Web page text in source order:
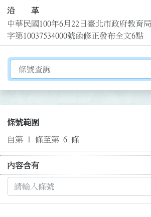
沿 革
中華民國100年6月22日臺北市政府教育
字第10037534000號函修正發布全文6點
切換選擇法規資訊內容
條號範圍
自第 1 條至第 6 條
內容含有